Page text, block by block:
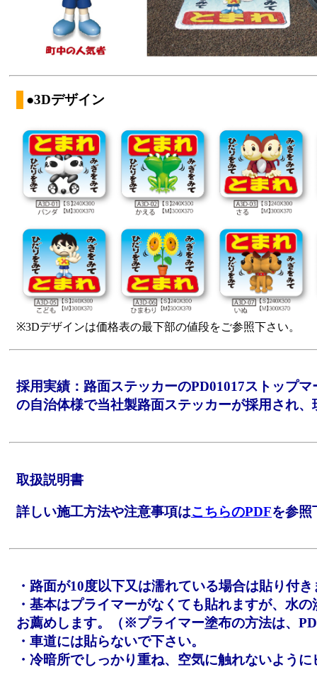
●3Dデザイン
※3Dデザインは価格表の最下部の値段をご参照下さい。
採用実績：路面ステッカーのPD01017ストップ
の自治体様で当社製路面ステッカーが採用され
取扱説明書
詳しい施工方法や注意事項はこちらのPDFを参照
・路面が10度以下又は濡れている場合は貼り付
・基本はプライマーがなくても貼れますが、水
お薦めします。（※プライマー塗布の方法は、
・車道には貼らないで下さい。
・冷暗所でしっかり重ね、空気に触れないよう